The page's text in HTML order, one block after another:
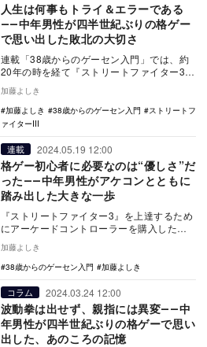
人生は何事もトライ＆エラーである
――中年男性が四半世紀ぶりの格ゲー
で思い出した敗北の大切さ
連載「38歳からのゲーセン入門」では、約
20年の時を経て『ストリートファイター3』
で技が出せるようになった筆者の挑戦をつ
づってい…
加藤よしき
加藤よしき
38歳からのゲーセン入門
ストリートフ
ァイターIII
連載 2024.05.19 12:00
格ゲー初心者に必要なのは“優しさ”だ
った――中年男性がアケコンとともに
踏み出した大きな一歩
『ストリートファイター3』を上達するため
にアーケードコントローラーを購入した筆
者。数十年越しに知った事実により、大き
な一歩を踏み…
加藤よしき
38歳からのゲーセン入門
加藤よしき
コラム 2024.03.24 12:00
波動拳は出せず、親指には異変――中
年男性が四半世紀ぶりの格ゲーで思い
出した、あのころの記憶